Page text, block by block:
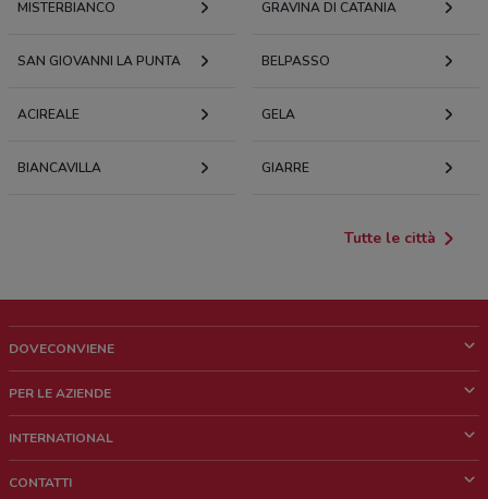
MISTERBIANCO GRAVINA DI CATANIA
SAN GIOVANNI LA PUNTA BELPASSO
ACIREALE GELA
BIANCAVILLA GIARRE
Tutte le città
DOVECONVIENE
Chi siamo
Lavora con noi
PER LE AZIENDE
Richieste commerciali e marketing
INTERNATIONAL
CONTATTI